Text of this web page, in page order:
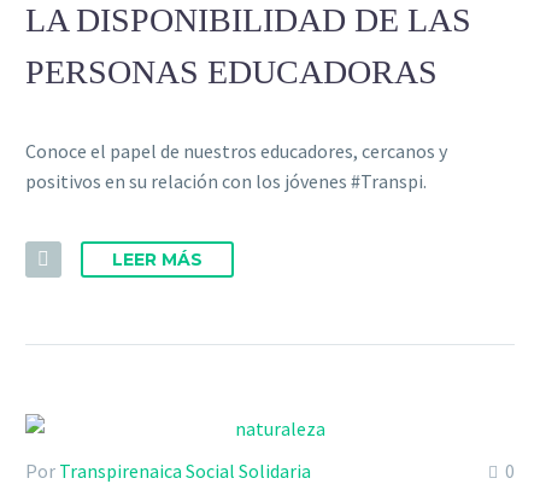
LA DISPONIBILIDAD DE LAS
PERSONAS EDUCADORAS
Conoce el papel de nuestros educadores, cercanos y
positivos en su relación con los jóvenes #Transpi.
LEER MÁS
0
Por Transpirenaica Social Solidaria